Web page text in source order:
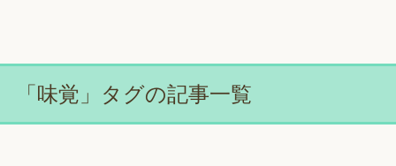
「味覚」タグの記事一覧